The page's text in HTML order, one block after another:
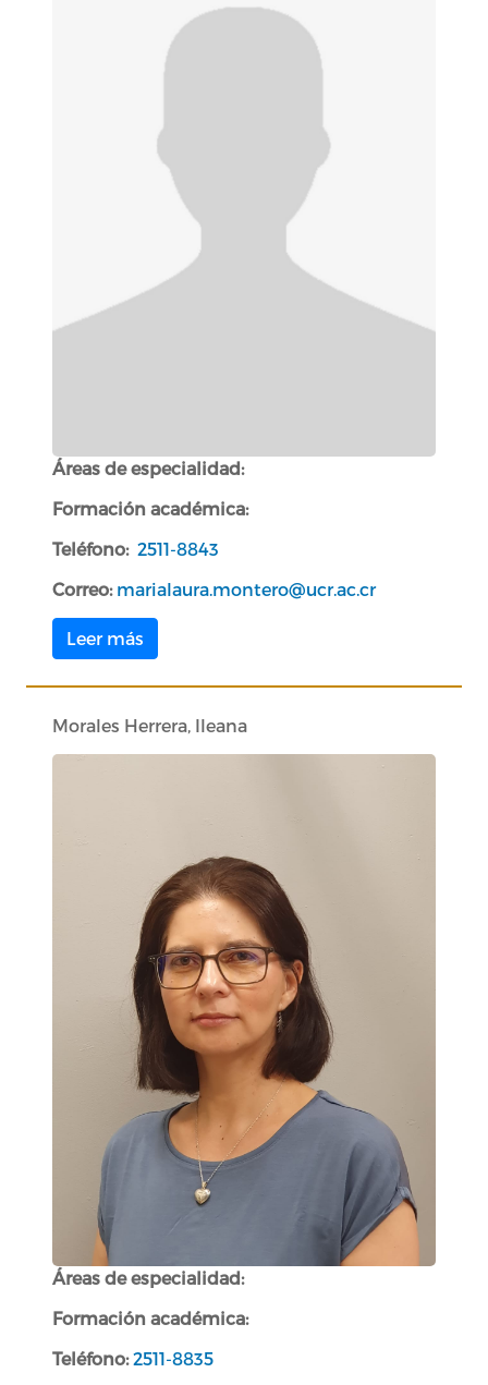
Áreas de especialidad:
Formación académica:
Teléfono:2511-8843
Correo:marialaura.montero@ucr.ac.cr
Leer más
Morales Herrera, Ileana
Áreas de especialidad:
Formación académica:
Teléfono:2511-8835